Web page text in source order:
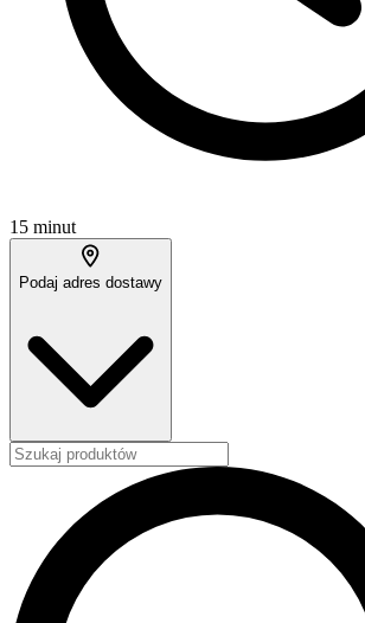
15 minut
Podaj adres dostawy